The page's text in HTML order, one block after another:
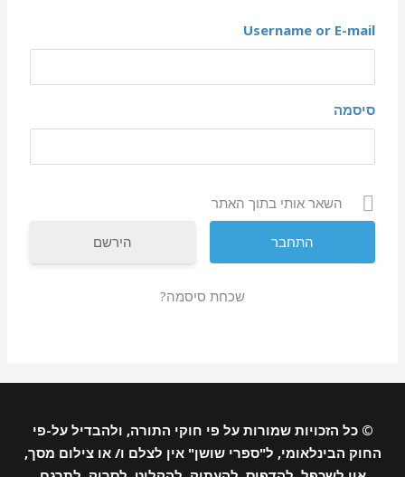
Username or E-mail
סיסמה
השאר אותי בתוך האתר
הירשם
שכחת סיסמה?
© כל הזכויות שמורות על פי חוקי התורה, ולהבדיל על-פי
החוק הבינלאומי, ל"ספרי שושן" אין לצלם ו/ או צילום מסך,